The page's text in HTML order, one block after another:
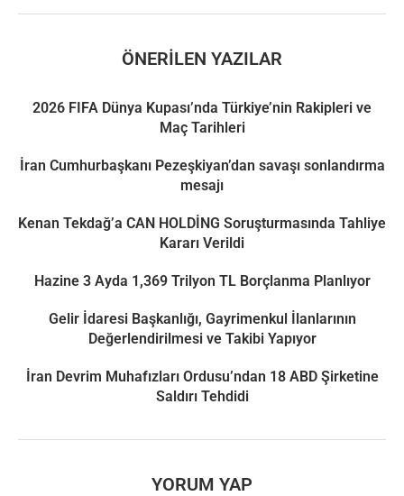
ÖNERILEN YAZILAR
2026 FIFA Dünya Kupası’nda Türkiye’nin Rakipleri ve
Maç Tarihleri
İran Cumhurbaşkanı Pezeşkiyan’dan savaşı sonlandırma
mesajı
Kenan Tekdağ’a CAN HOLDİNG Soruşturmasında Tahliye
Kararı Verildi
Hazine 3 Ayda 1,369 Trilyon TL Borçlanma Planlıyor
Gelir İdaresi Başkanlığı, Gayrimenkul İlanlarının
Değerlendirilmesi ve Takibi Yapıyor
İran Devrim Muhafızları Ordusu’ndan 18 ABD Şirketine
Saldırı Tehdidi
YORUM YAP